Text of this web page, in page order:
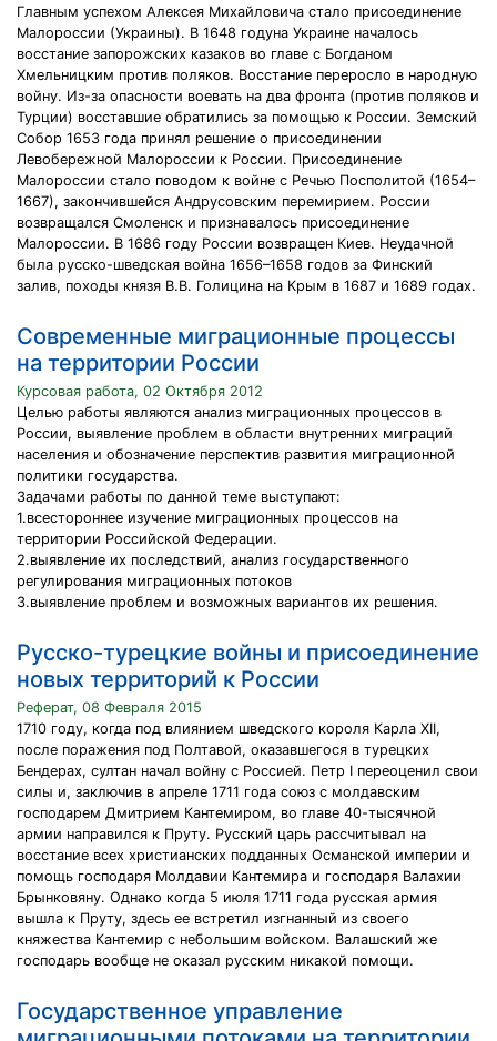
Главным успехом Алексея Михайловича стало присоединение
Малороссии (Украины). В 1648 годуна Украине началось
восстание запорожских казаков во главе с Богданом
Хмельницким против поляков. Восстание переросло в народную
войну. Из-за опасности воевать на два фронта (против поляков и
Турции) восставшие обратились за помощью к России. Земский
Собор 1653 года принял решение о присоединении
Левобережной Малороссии к России. Присоединение
Малороссии стало поводом к войне с Речью Посполитой (1654–
1667), закончившейся Андрусовским перемирием. России
возвращался Смоленск и признавалось присоединение
Малороссии. В 1686 году России возвращен Киев. Неудачной
была русско-шведская война 1656–1658 годов за Финский
залив, походы князя В.В. Голицина на Крым в 1687 и 1689 годах.
Современные миграционные процессы
на территории России
Курсовая работа, 02 Октября 2012
Целью работы являются анализ миграционных процессов в
России, выявление проблем в области внутренних миграций
населения и обозначение перспектив развития миграционной
политики государства.
Задачами работы по данной теме выступают:
1.всестороннее изучение миграционных процессов на
территории Российской Федерации.
2.выявление их последствий, анализ государственного
регулирования миграционных потоков
3.выявление проблем и возможных вариантов их решения.
Русско-турецкие войны и присоединение
новых территорий к России
Реферат, 08 Февраля 2015
1710 году, когда под влиянием шведского короля Карла XII,
после поражения под Полтавой, оказавшегося в турецких
Бендерах, султан начал войну с Россией. Петр I переоценил свои
силы и, заключив в апреле 1711 года союз с молдавским
господарем Дмитрием Кантемиром, во главе 40-тысячной
армии направился к Пруту. Русский царь рассчитывал на
восстание всех христианских подданных Османской империи и
помощь господаря Молдавии Кантемира и господаря Валахии
Брынковяну. Однако когда 5 июля 1711 года русская армия
вышла к Пруту, здесь ее встретил изгнанный из своего
княжества Кантемир с небольшим войском. Валашский же
господарь вообще не оказал русским никакой помощи.
Государственное управление